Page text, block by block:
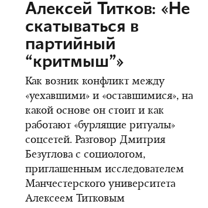
Алексей Титков: «Не
скатываться в
партийный
“критмыш”»
Как возник конфликт между
«уехавшими» и «оставшимися», на
какой основе он стоит и как
работают «бурлящие ритуалы»
соцсетей. Разговор Дмитрия
Безуглова с социологом,
приглашенным исследователем
Манчестерского университета
Алексеем Титковым